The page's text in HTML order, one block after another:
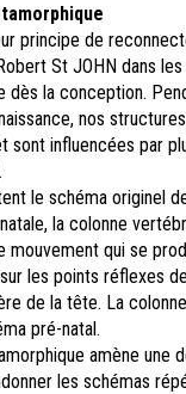
principe de
St JOHN dans les
dès la conception.
nos
sont influencées par
le schéma originel
la colonne
mouvement qui se
les points réflexes
de la tête. La
pré-natal.
amène
les schémas